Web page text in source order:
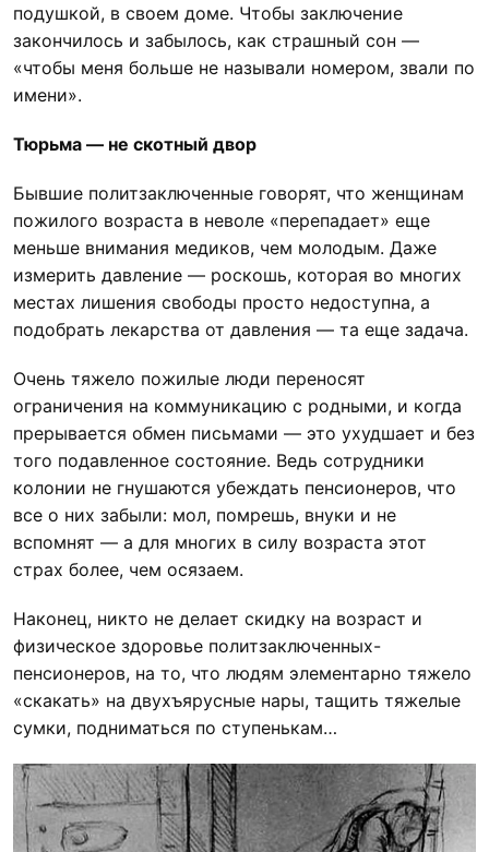
подушкой, в своем доме. Чтобы заключение
закончилось и забылось, как страшный сон —
«чтобы меня больше не называли номером, звали по
имени».
Тюрьма — не скотный двор
Бывшие политзаключенные говорят, что женщинам
пожилого возраста в неволе «перепадает» еще
меньше внимания медиков, чем молодым. Даже
измерить давление — роскошь, которая во многих
местах лишения свободы просто недоступна, а
подобрать лекарства от давления — та еще задача.
Очень тяжело пожилые люди переносят
ограничения на коммуникацию с родными, и когда
прерывается обмен письмами — это ухудшает и без
того подавленное состояние. Ведь сотрудники
колонии не гнушаются убеждать пенсионеров, что
все о них забыли: мол, помрешь, внуки и не
вспомнят — а для многих в силу возраста этот
страх более, чем осязаем.
Наконец, никто не делает скидку на возраст и
физическое здоровье политзаключенных-
пенсионеров, на то, что людям элементарно тяжело
«скакать» на двухъярусные нары, тащить тяжелые
сумки, подниматься по ступенькам…